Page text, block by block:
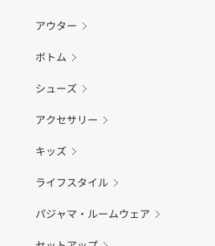
アウター
ボトム
シューズ
アクセサリー
キッズ
ライフスタイル
パジャマ・ルームウェア